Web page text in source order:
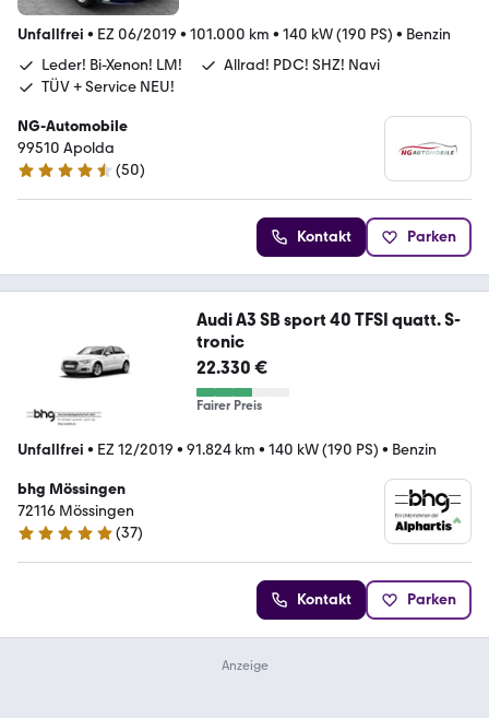
Unfallfrei • EZ 06/2019 • 101.000 km • 140 kW (190 PS) • Benzin
Leder! Bi-Xenon! LM!
Allrad! PDC! SHZ! Navi
TÜV + Service NEU!
NG-Automobile
99510 Apolda
4.7 Sterne
(50)
Kontakt Parken
Audi A3 SB sport 40 TFSI quatt. S-
tronic
22.330 €
Fairer Preis
Unfallfrei • EZ 12/2019 • 91.824 km • 140 kW (190 PS) • Benzin
bhg Mössingen
72116 Mössingen
4.8 Sterne
(37)
Kontakt Parken